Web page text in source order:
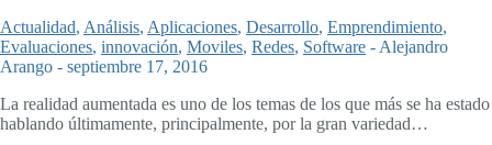
Actualidad, Análisis, Aplicaciones, Desarrollo, Emprendimiento,
Evaluaciones, innovación, Moviles, Redes, Software - Alejandro
Arango - septiembre 17, 2016
La realidad aumentada es uno de los temas de los que más se ha estado
hablando últimamente, principalmente, por la gran variedad…